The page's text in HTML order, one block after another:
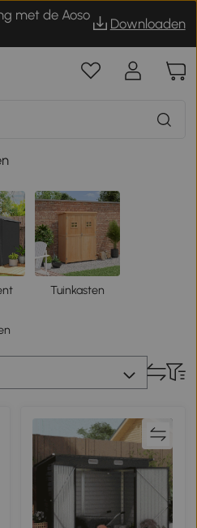
met de Aoso
Downloaden
Tuinkasten